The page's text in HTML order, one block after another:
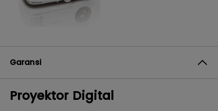
Garansi
Proyektor Digital